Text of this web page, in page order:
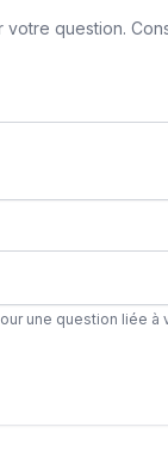
question.
une question liée